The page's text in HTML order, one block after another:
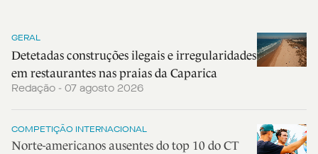
GERAL
Detetadas construções ilegais e irregularidades
em restaurantes nas praias da Caparica
Redação - 07 agosto 2026
COMPETIÇÃO INTERNACIONAL
Norte-americanos ausentes do top 10 do CT